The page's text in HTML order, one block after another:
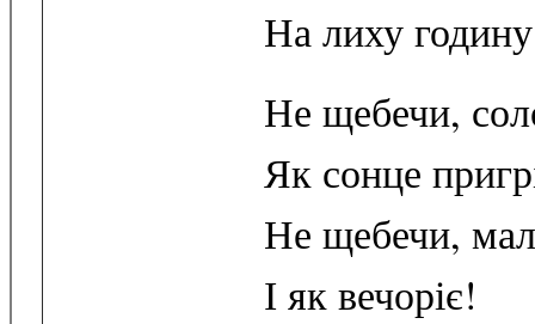
На лиху
Не щебечи,
Як сонце
Не щебечи,
І як вечоріє!